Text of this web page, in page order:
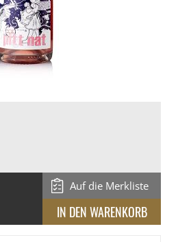
Auf die Merkliste